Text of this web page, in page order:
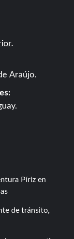
.
Araújo.
Píriz en
de tránsito,